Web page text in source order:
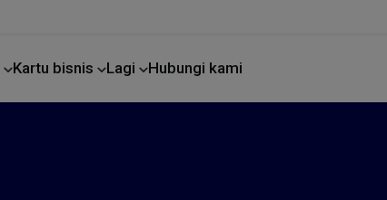
Kartu bisnis Lagi Hubungi kami